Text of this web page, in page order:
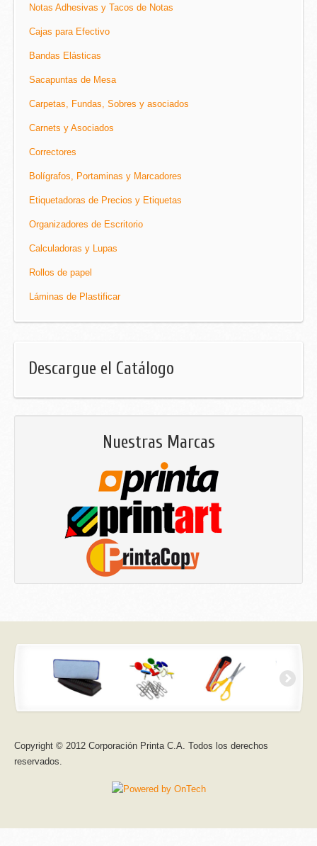
Notas Adhesivas y Tacos de Notas
Cajas para Efectivo
Bandas Elásticas
Sacapuntas de Mesa
Carpetas, Fundas, Sobres y asociados
Carnets y Asociados
Correctores
Bolígrafos, Portaminas y Marcadores
Etiquetadoras de Precios y Etiquetas
Organizadores de Escritorio
Calculadoras y Lupas
Rollos de papel
Láminas de Plastificar
Descargue el Catálogo
Nuestras Marcas
Copyright © 2012 Corporación Printa C.A. Todos los derechos
reservados.